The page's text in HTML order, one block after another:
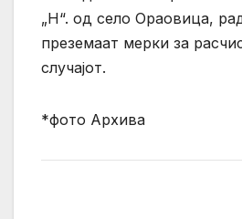
„Н“. од село Ораовица,
преземаат мерки за
случајот.
*фото Архива